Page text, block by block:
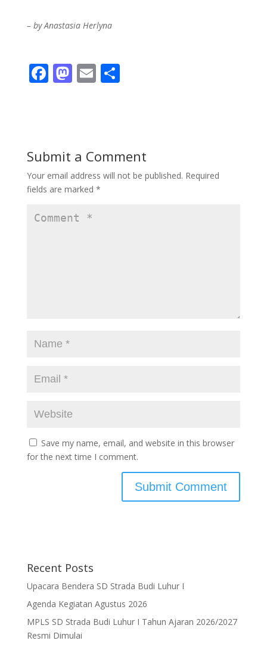
– by Anastasia Herlyna
F
o
o
k
M
o
n
E S
Submit a Comment
Your email address will not be published. Required
fields are marked *
Save my name, email, and website in this browser
for the next time I comment.
Recent Posts
Upacara Bendera SD Strada Budi Luhur I
Agenda Kegiatan Agustus 2026
MPLS SD Strada Budi Luhur I Tahun Ajaran 2026/2027
Resmi Dimulai